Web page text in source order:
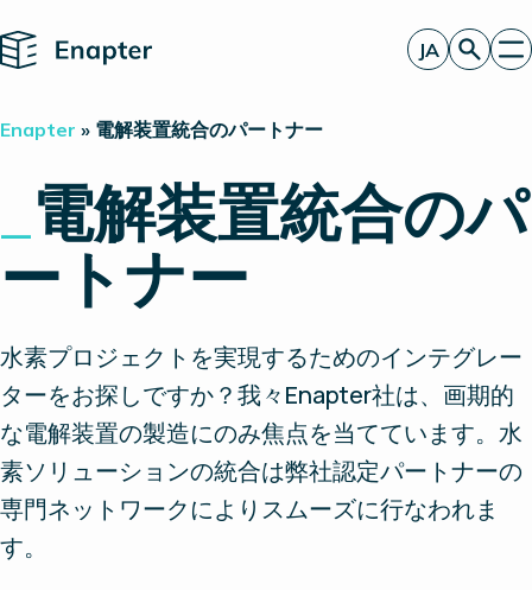
Home
お見積もり
電解装置統合のパートナー
一見したところ
投資家情報
JA
Enapter » 電解装置統合のパートナー
電解装置統合のパ
ートナー
水素プロジェクトを実現するためのインテグレー
ターをお探しですか？我々Enapter社は、画期的
な電解装置の製造にのみ焦点を当てています。水
素ソリューションの統合は弊社認定パートナーの
専門ネットワークによりスムーズに行なわれま
す。